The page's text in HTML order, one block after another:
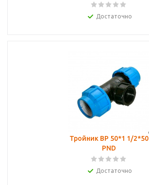
Достаточно
Тройник ВР 50*1 1/2*50
PND
Достаточно